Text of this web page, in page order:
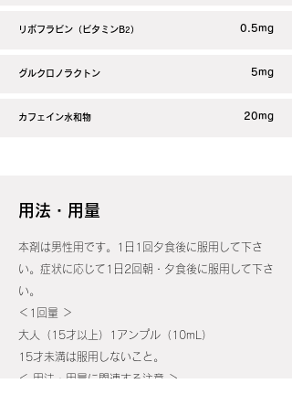
リボフラビン（ビタミンB2） 0.5mg
グルクロノラクトン 5mg
カフェイン水和物 20mg
用法・用量
本剤は男性用です。1日1回夕食後に服用して下さ
い。症状に応じて1日2回朝・夕食後に服用して下さ
い。
＜1回量 ＞
大人（15才以上）1アンプル（10mL）
15才未満は服用しないこと。
＜ 用法・用量に関連する注意 ＞